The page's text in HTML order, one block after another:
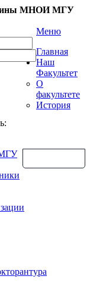
МНОИ МГУ
Меню
Главная
Наш
Факультет
О
факультете
История
МГУ